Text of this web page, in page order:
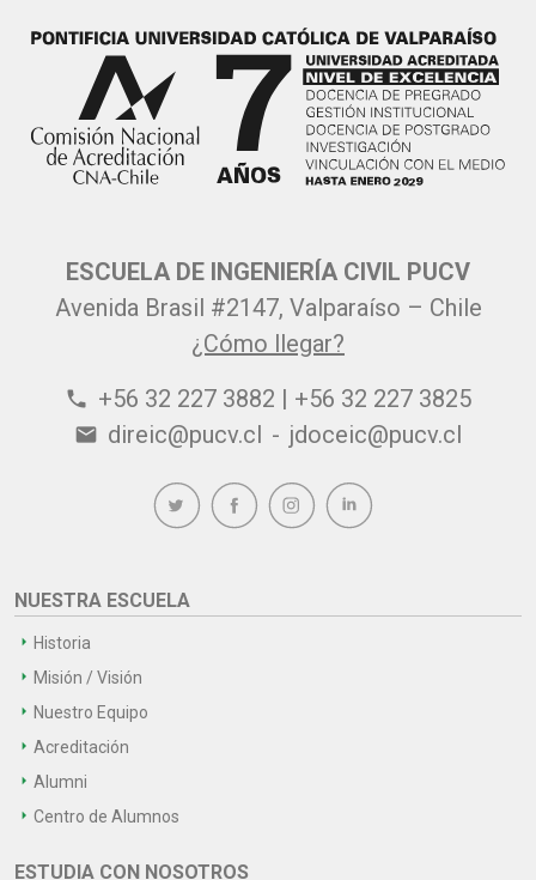
ESCUELA DE INGENIERÍA CIVIL PUCV
Avenida Brasil #2147, Valparaíso – Chile
¿Cómo llegar?
phone +56 32 227 3882 | +56 32 227 3825
email direic@pucv.cl - jdoceic@pucv.cl
NUESTRA ESCUELA
Historia
Misión / Visión
Nuestro Equipo
Acreditación
Alumni
Centro de Alumnos
ESTUDIA CON NOSOTROS